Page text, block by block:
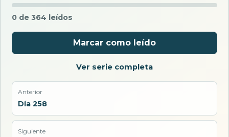
0 de 364 leídos
Marcar como leído
Ver serie completa
Anterior
Día 258
Siguiente